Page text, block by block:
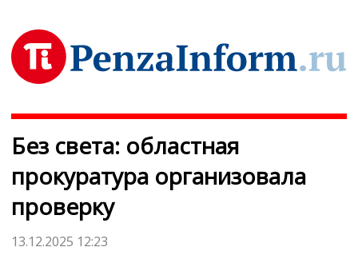
Без света: областная
прокуратура организовала
проверку
13.12.2025 12:23